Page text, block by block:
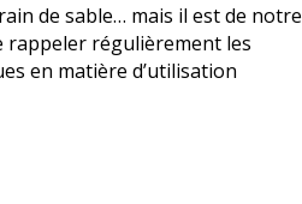
de sable… mais il est de notre
rappeler régulièrement les
en matière d’utilisation